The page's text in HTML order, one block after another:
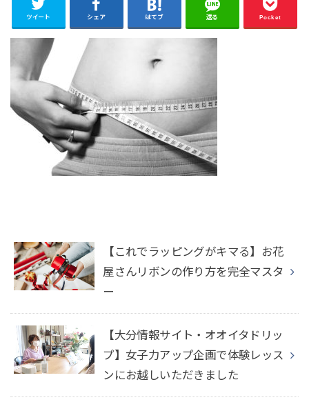
ツイート シェア はてブ 送る Pocket
【これでラッピングがキマる】お花
屋さんリボンの作り方を完全マスタ
ー
【大分情報サイト・オオイタドリッ
プ】女子力アップ企画で体験レッス
ンにお越しいただきました